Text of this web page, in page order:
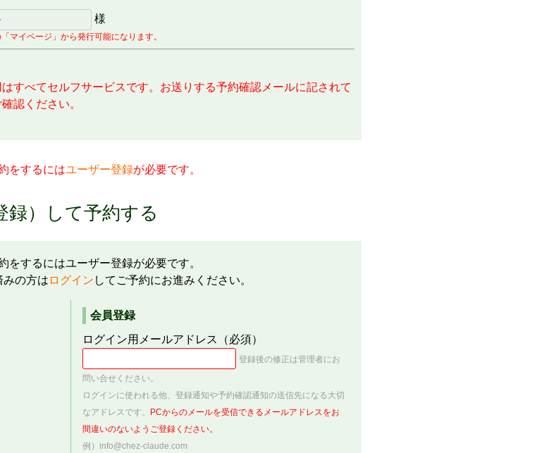
様
マイページ」から発行可能になります。
すべてセルフサービスです。お送りする予約確認メールに記されて
認ください。
をするにはユーザー登録が必要です。
録）して予約する
をするにはユーザー登録が必要です。
みの方は ログイン してご予約にお進みください。
会員登録
ログイン用メールアドレス
（必須）
登録後の修正は管理者にお
問い合せください。
ログインに使われる他、登録通知や予約確認通知の送信先になる大切
なアドレスです。 PCからのメールを受信できるメールアドレスをお
間違いのないようご登録ください。
例）info@chez-claude.com